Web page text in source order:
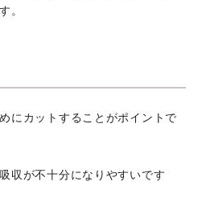
。
にカットすることがポイントで
収が不十分になりやすいです